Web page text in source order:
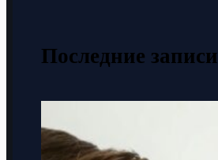
Последние записи